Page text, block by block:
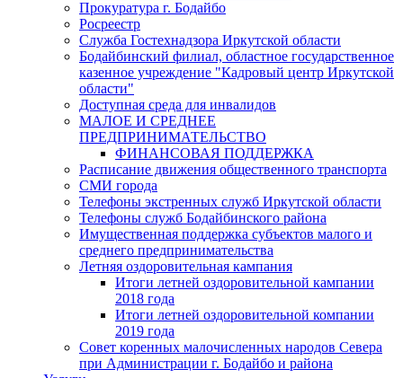
Прокуратура г. Бодайбо
Росреестр
Служба Гостехнадзора Иркутской области
Бодайбинский филиал, областное государственное
казенное учреждение "Кадровый центр Иркутской
области"
Доступная среда для инвалидов
МАЛОЕ И СРЕДНЕЕ
ПРЕДПРИНИМАТЕЛЬСТВО
ФИНАНСОВАЯ ПОДДЕРЖКА
Расписание движения общественного транспорта
СМИ города
Телефоны экстренных служб Иркутской области
Телефоны служб Бодайбинского района
Имущественная поддержка субъектов малого и
среднего предпринимательства
Летняя оздоровительная кампания
Итоги летней оздоровительной кампании
2018 года
Итоги летней оздоровительной компании
2019 года
Совет коренных малочисленных народов Севера
при Администрации г. Бодайбо и района